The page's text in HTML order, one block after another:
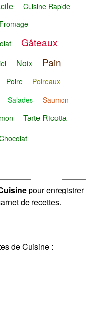
Cuisine Rapide
Fromage
Gâteaux
Noix Pain
Poire
Poireaux
Salades
Saumon
Tarte Ricotta
pour enregistrer
de recettes.
de Cuisine :